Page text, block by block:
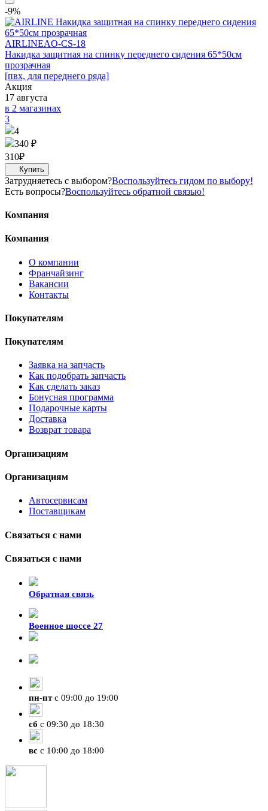
-9%
AIRLINEAO-CS-18
Накидка защитная на спинку переднего сидения 65*50см
прозрачная
[пвх, для переднего ряда]
Акция
17 августа
в 2 магазинах
3
4
340 ₽
310₽
Затрудняетесь с выбором?Воспользуйтесь гидом по выбору!
Есть вопросы?Воспользуйтесь обратной связью!
Компания
Компания
О компании
Франчайзинг
Вакансии
Контакты
Покупателям
Покупателям
Заявка на запчасть
Как подобрать запчасть
Как сделать заказ
Бонусная программа
Подарочные карты
Доставка
Возврат товара
Организациям
Организациям
Автосервисам
Поставщикам
Связаться с нами
Связаться с нами
Обратная связь
Военное шоссе 27
пн-птс 09:00 до 19:00
сб с 09:30 до 18:30
вс с 10:00 до 18:00